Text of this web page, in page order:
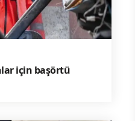
için başörtü